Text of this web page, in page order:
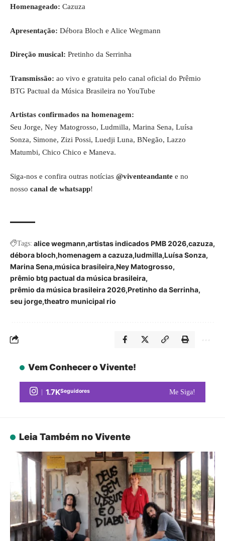
Homenageado: Cazuza
Apresentação: Débora Bloch e Alice Wegmann
Direção musical: Pretinho da Serrinha
Transmissão: ao vivo e gratuita pelo canal oficial do Prêmio
BTG Pactual da Música Brasileira no YouTube
Artistas confirmados na homenagem:
Seu Jorge, Ney Matogrosso, Ludmilla, Marina Sena, Luísa
Sonza, Simone, Zizi Possi, Luedji Luna, BNegão, Lazzo
Matumbi, Chico Chico e Maneva.
Siga-nos e confira outras notícias @viventeandante e no
nosso canal de whatsapp!
Tags: alice wegmann artistas indicados PMB 2026 cazuza
débora bloch homenagem a cazuza ludmilla Luísa Sonza
Marina Sena música brasileira Ney Matogrosso
prêmio btg pactual da música brasileira
prêmio da música brasileira 2026 Pretinho da Serrinha
seu jorge theatro municipal rio
Vem Conhecer o Vivente!
1.7KSeguidores Me Siga!
Leia Também no Vivente